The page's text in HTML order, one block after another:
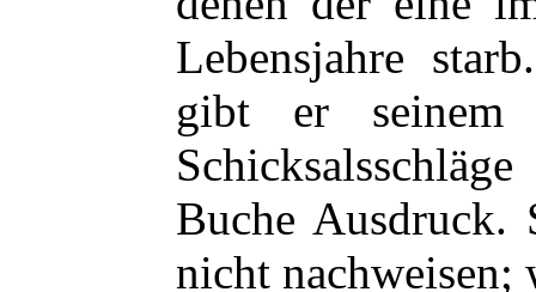
Lebensjahre
gibt er seinem
Buche Ausdruck.
nicht nachweisen;